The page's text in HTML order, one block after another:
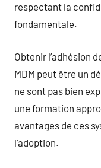
respectant la
fondamentale.
Obtenir l’adhésion
MDM peut être un
ne sont pas bien
une formation
avantages de ces
l’adoption.